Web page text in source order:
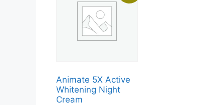
Animate 5X Active
Whitening Night
Cream